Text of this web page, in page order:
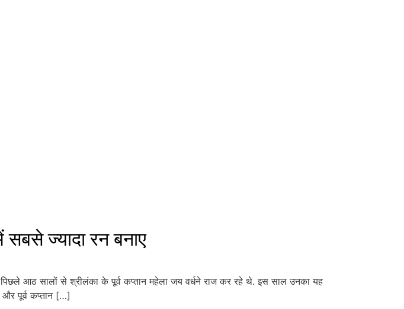
ज्यादा रन बनाए
आठ सालों से श्रीलंका के पूर्व कप्तान महेला जय वर्धने राज कर रहे थे. इस साल उनका यह
और पूर्व कप्तान […]